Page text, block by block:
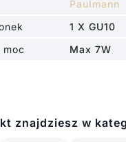
Paulmann
1 X GU10
moc
Max 7W
znajdziesz w